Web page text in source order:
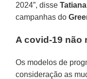
2024”, disseTatiana
campanhas do
A covid-19 não
Os modelos de
consideração as